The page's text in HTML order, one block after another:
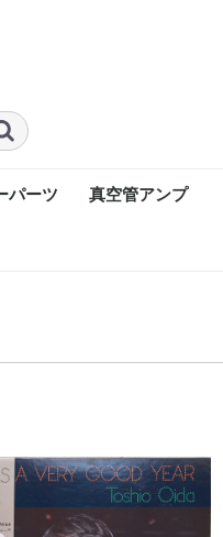
パーツ 真空管アンプ